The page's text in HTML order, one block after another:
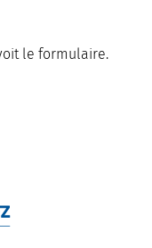
le formulaire.